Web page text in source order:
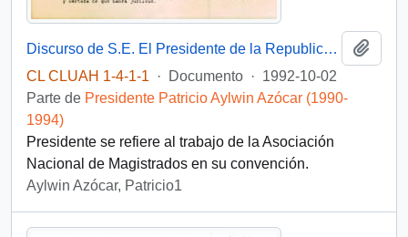
Discurso de S.E. El Presidente de la Republica D. Patricio Aylwin Azocar, en Inauguración de la Convención de Magistrados
CL CLUAH 1-4-1-1
· Documento · 1992-10-02
Parte de Presidente Patricio Aylwin Azócar (1990-
1994)
Presidente se refiere al trabajo de la Asociación
Nacional de Magistrados en su convención.
Aylwin Azócar, Patricio1